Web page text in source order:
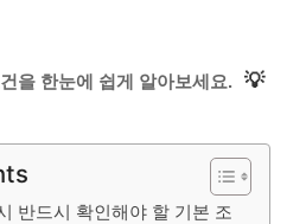
을 한눈에 쉽게 알아보세요. 💡
반드시 확인해야 할 기본 조